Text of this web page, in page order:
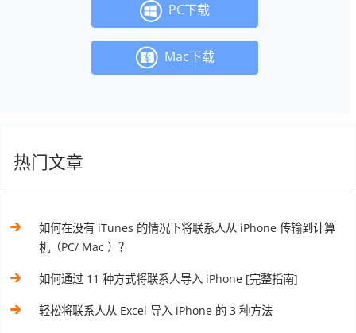
PC下载
Mac下载
热门文章
如何在没有 iTunes 的情况下将联系人从 iPhone 传输到计算
机（PC/ Mac ）？
如何通过 11 种方式将联系人导入 iPhone [完整指南]
轻松将联系人从 Excel 导入 iPhone 的 3 种方法